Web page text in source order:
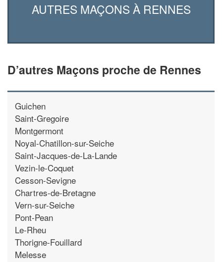
AUTRES MAÇONS À RENNES
D’autres Maçons proche de Rennes
Guichen
Saint-Gregoire
Montgermont
Noyal-Chatillon-sur-Seiche
Saint-Jacques-de-La-Lande
Vezin-le-Coquet
Cesson-Sevigne
Chartres-de-Bretagne
Vern-sur-Seiche
Pont-Pean
Le-Rheu
Thorigne-Fouillard
Melesse